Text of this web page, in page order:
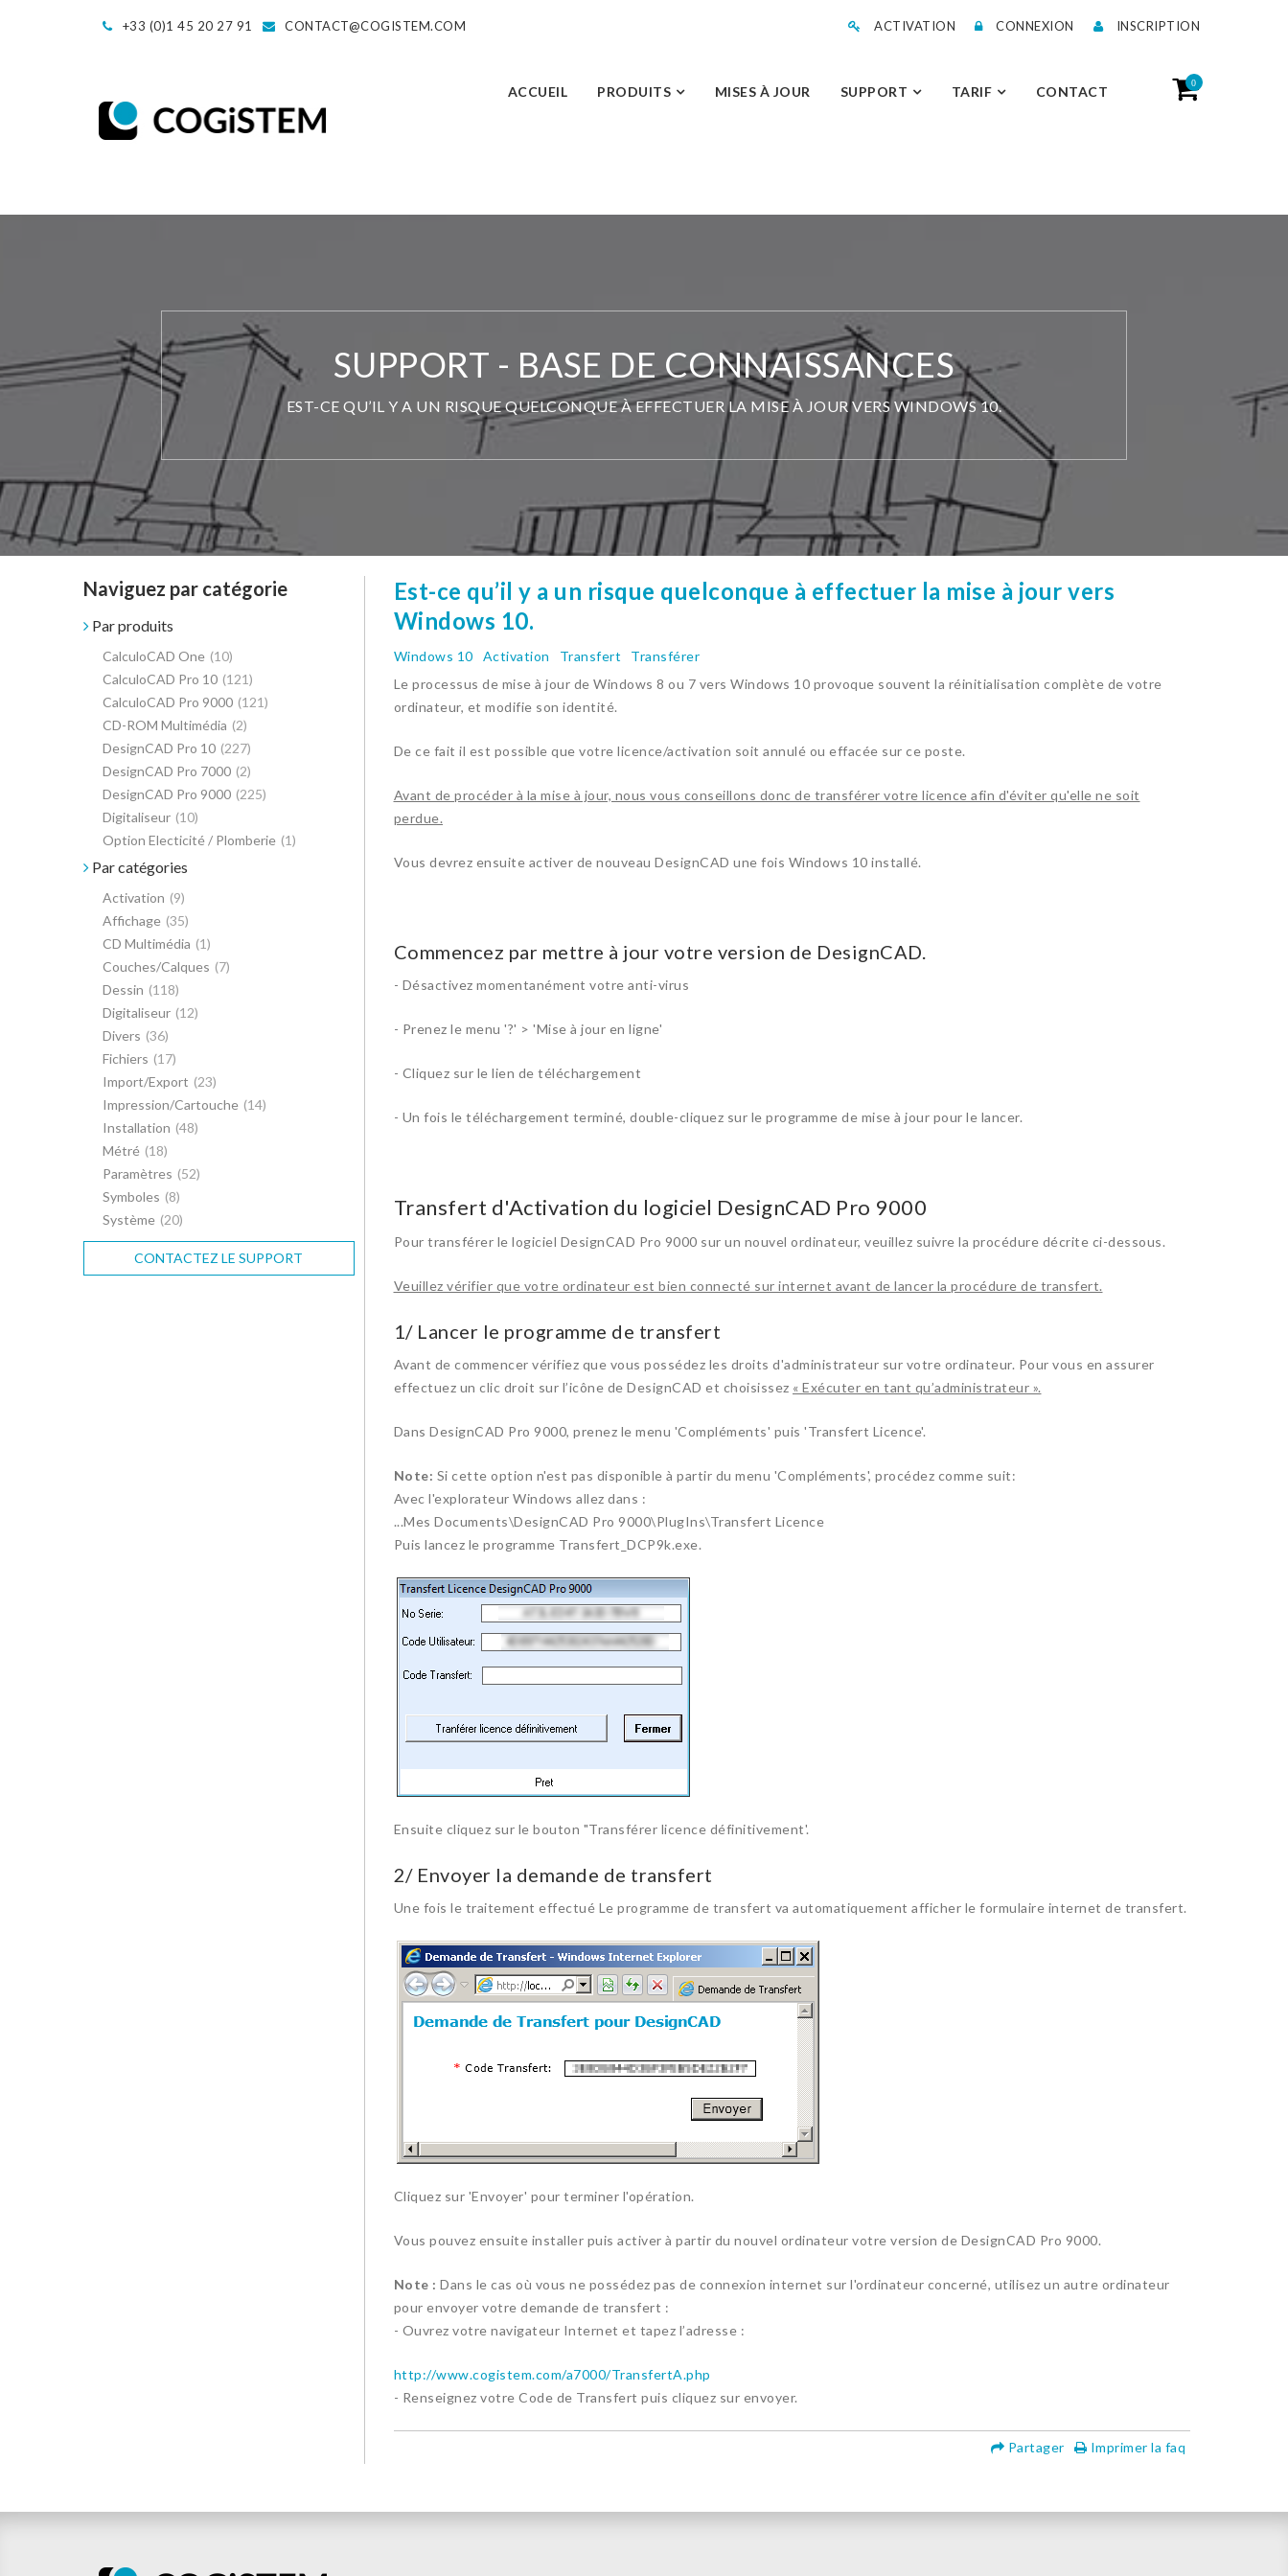
+33 (0)1 45 20 27 91 CONTACT@COGISTEM.COM ACTIVATION CONNEXION INSCRIPTION
ACCUEIL PRODUITS MISES À JOUR SUPPORT TARIF CONTACT
0
SUPPORT - BASE DE CONNAISSANCES
EST-CE QU’IL Y A UN RISQUE QUELCONQUE À EFFECTUER LA MISE À JOUR VERS WINDOWS 10.
Naviguez par catégorie
Par produits
CalculoCAD One (10)
CalculoCAD Pro 10 (121)
CalculoCAD Pro 9000 (121)
CD-ROM Multimédia (2)
DesignCAD Pro 10 (227)
DesignCAD Pro 7000 (2)
DesignCAD Pro 9000 (225)
Digitaliseur (10)
Option Electicité / Plomberie (1)
Par catégories
Activation (9)
Affichage (35)
CD Multimédia (1)
Couches/Calques (7)
Dessin (118)
Digitaliseur (12)
Divers (36)
Fichiers (17)
Import/Export (23)
Impression/Cartouche (14)
Installation (48)
Métré (18)
Paramètres (52)
Symboles (8)
Système (20)
CONTACTEZ LE SUPPORT
Est-ce qu’il y a un risque quelconque à effectuer la mise à jour vers
Windows 10.
Windows 10 Activation Transfert
Transférer
Le processus de mise à jour de Windows 8 ou 7 vers Windows 10 provoque souvent la réinitialisation complète de votre
ordinateur, et modifie son identité.
De ce fait il est possible que votre licence/activation soit annulé ou effacée sur ce poste.
Avant de procéder à la mise à jour, nous vous conseillons donc de transférer votre licence afin d'éviter qu'elle ne soit
perdue.
Vous devrez ensuite activer de nouveau DesignCAD une fois Windows 10 installé.
Commencez par mettre à jour votre version de DesignCAD.
- Désactivez momentanément votre anti-virus
- Prenez le menu '?' > 'Mise à jour en ligne'
- Cliquez sur le lien de téléchargement
- Un fois le téléchargement terminé, double-cliquez sur le programme de mise à jour pour le lancer.
Transfert d'Activation du logiciel DesignCAD Pro 9000
Pour transférer le logiciel DesignCAD Pro 9000 sur un nouvel ordinateur, veuillez suivre la procédure décrite ci-dessous.
Veuillez vérifier que votre ordinateur est bien connecté sur internet avant de lancer la procédure de transfert.
1/ Lancer le programme de transfert
Avant de commencer vérifiez que vous possédez les droits d'administrateur sur votre ordinateur. Pour vous en assurer
effectuez un clic droit sur l’icône de DesignCAD et choisissez « Exécuter en tant qu’administrateur ».
Dans DesignCAD Pro 9000, prenez le menu 'Compléments' puis 'Transfert Licence'.
Note: Si cette option n'est pas disponible à partir du menu 'Compléments', procédez comme suit:
Avec l'explorateur Windows allez dans :
...Mes Documents\DesignCAD Pro 9000\PlugIns\Transfert Licence
Puis lancez le programme Transfert_DCP9k.exe.
Ensuite cliquez sur le bouton "Transférer licence définitivement'.
2/ Envoyer la demande de transfert
Une fois le traitement effectué Le programme de transfert va automatiquement afficher le formulaire internet de transfert.
Cliquez sur 'Envoyer' pour terminer l'opération.
Vous pouvez ensuite installer puis activer à partir du nouvel ordinateur votre version de DesignCAD Pro 9000.
Note : Dans le cas où vous ne possédez pas de connexion internet sur l'ordinateur concerné, utilisez un autre ordinateur
pour envoyer votre demande de transfert :
- Ouvrez votre navigateur Internet et tapez l’adresse :
http://www.cogistem.com/a7000/TransfertA.php
- Renseignez votre Code de Transfert puis cliquez sur envoyer.
Imprimer la faq
Partager